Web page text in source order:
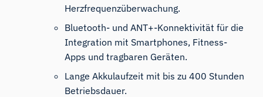
Herzfrequenzüberwachung.
Bluetooth- und ANT+-Konnektivität für die
Integration mit Smartphones, Fitness-
Apps und tragbaren Geräten.
Lange Akkulaufzeit mit bis zu 400 Stunden
Betriebsdauer.